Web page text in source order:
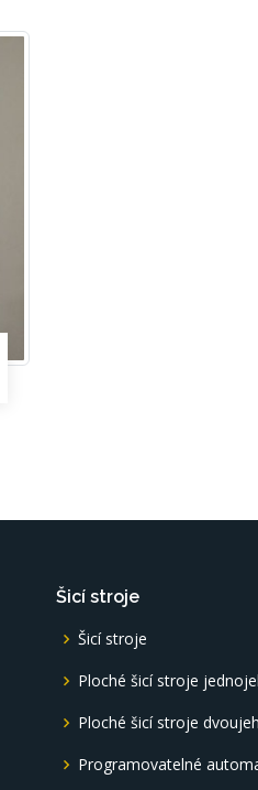
Šicí stroje
Šicí stroje
Ploché šicí stroje
Ploché šicí stroje
Programovatelné